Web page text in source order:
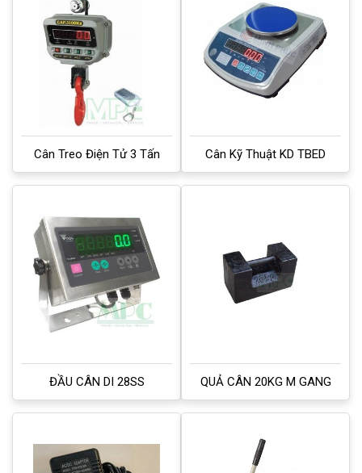
Cân Treo Điện Tử 3 Tấn Cân Kỹ Thuật KD TBED
ĐẦU CÂN DI 28SS QUẢ CÂN 20KG M GANG